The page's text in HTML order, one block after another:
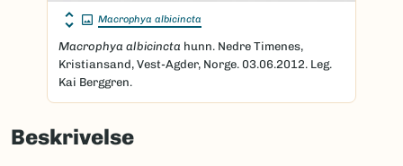
Macrophya albicincta
Macrophya albicincta hunn. Nedre Timenes,
Kristiansand, Vest-Agder, Norge. 03.06.2012. Leg.
Kai Berggren.
Beskrivelse